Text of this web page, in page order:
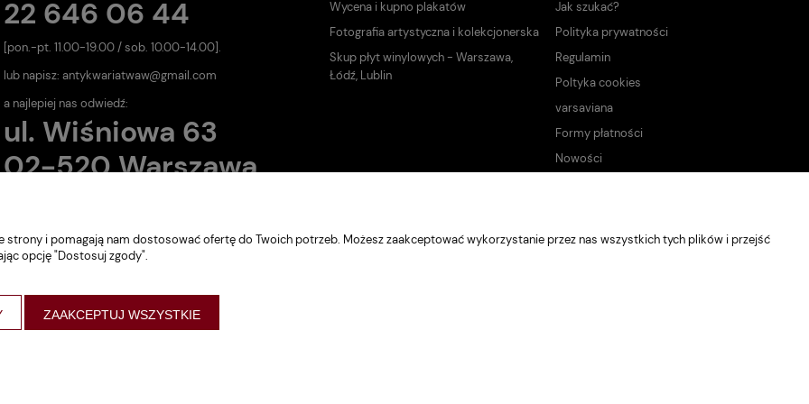
22 646 06 44
[pon.-pt. 11.00-19.00 / sob. 10.00-14.00].
lub napisz: antykwariatwaw@gmail.com
a najlepiej nas odwiedź:
ul. Wiśniowa 63
02-520 Warszawa
Wycena i kupno plakatów
Fotografia artystyczna i kolekcjonerska
Skup płyt winylowych - Warszawa,
Łódź, Lublin
Jak szukać?
Polityka prywatności
Regulamin
Poltyka cookies
varsaviana
Formy płatności
Nowości
strony i pomagają nam dostosować ofertę do Twoich potrzeb. Możesz zaakceptować wykorzystanie przez nas wszystkich tych plików i przejść
opcję "Dostosuj zgody".
ZAAKCEPTUJ WSZYSTKIE